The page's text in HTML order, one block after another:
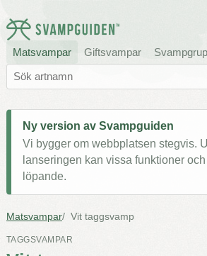
Matsvampar Giftsvampar
Ny version av Svampguiden
Vi bygger om webbplatsen stegvis.
lanseringen kan vissa funktioner
löpande.
Matsvampar Vit taggsvamp
TAGGSVAMPAR